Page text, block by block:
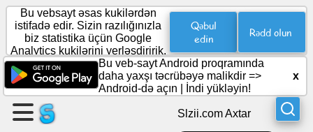
Səhifə
yaradın
Qrup
yaradın
Bu vebsayt əsas kukilərdən
istifadə edir. Sizin razılığınızla
biz statistika üçün Google
Analytics kukilərini yerləşdiririk.
Qəbul
edin
Rədd olun
Bu veb-sayt Android proqramında
daha yaxşı təcrübəyə malikdir =>
Android-də açın
İndi yükləyin!
x
Slzii.com Axtar